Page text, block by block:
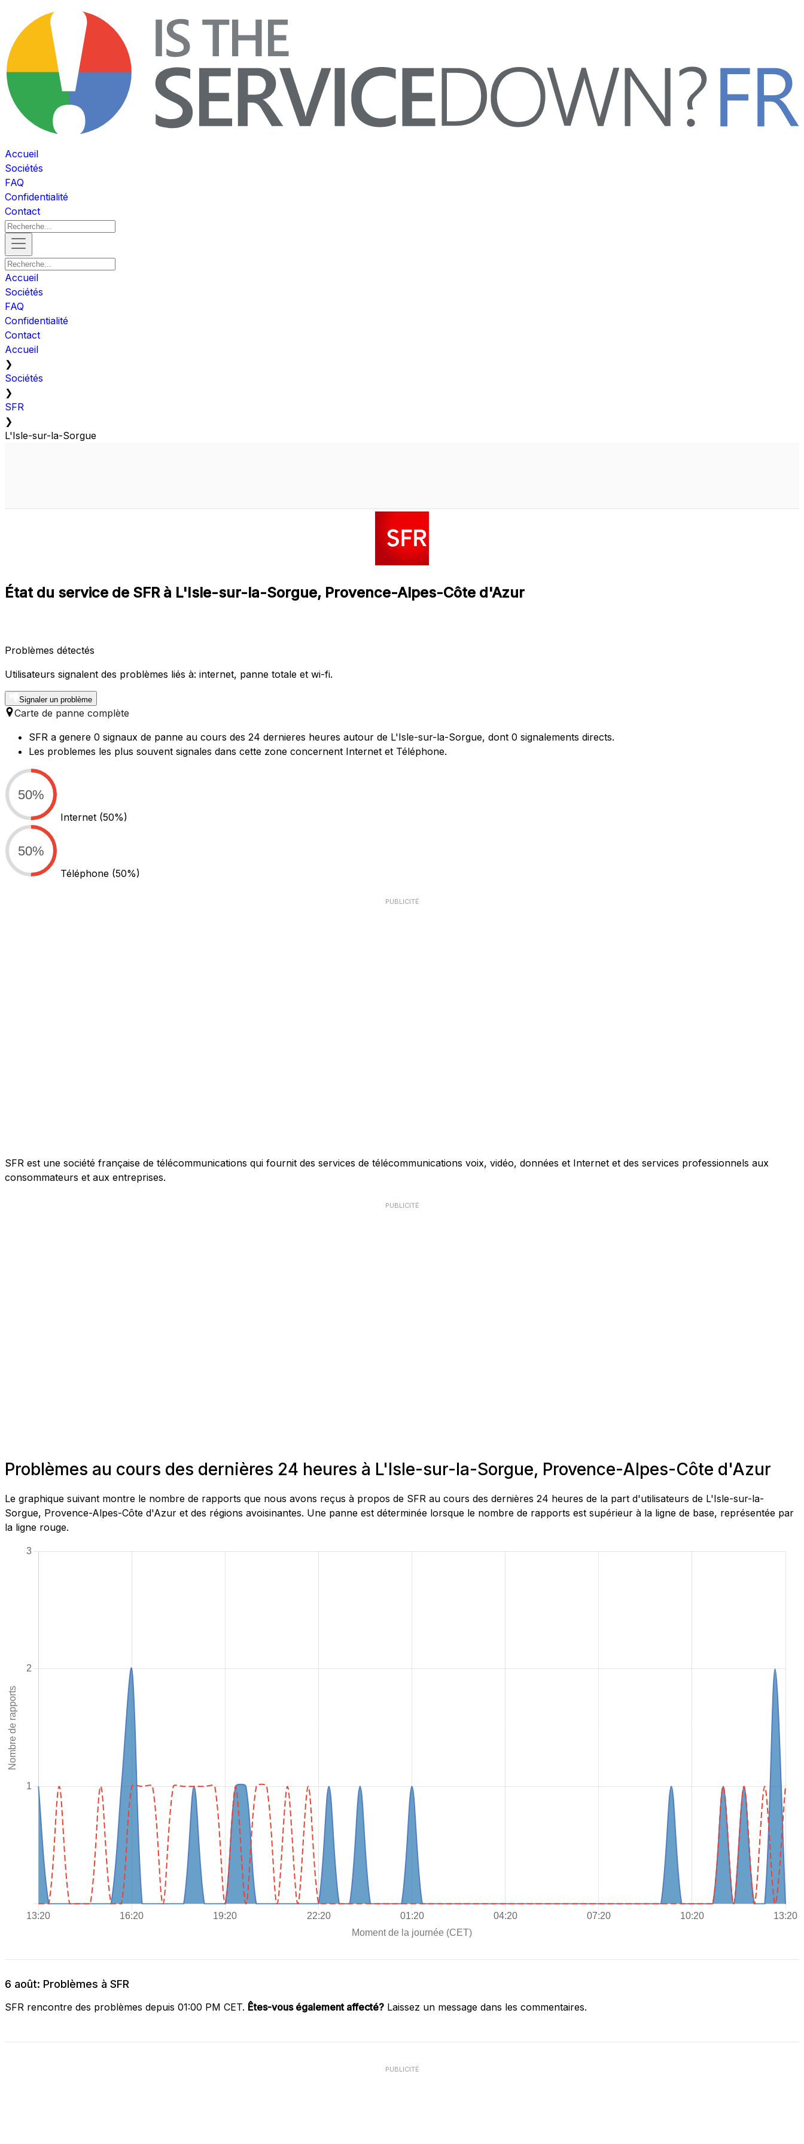
Accueil
Sociétés
FAQ
Confidentialité
Contact
Accueil
Sociétés
FAQ
Confidentialité
Contact
Accueil
❯
Sociétés
❯
SFR
❯
L'Isle-sur-la-Sorgue
État du service de SFR à L'Isle-sur-la-Sorgue, Provence-Alpes-Côte d'Azur
Problèmes détectés
Utilisateurs signalent des problèmes liés à: internet, panne totale et wi-fi.
Signaler un problème
Carte de panne complète
SFR a genere 0 signaux de panne au cours des 24 dernieres heures autour de L'Isle-sur-la-Sorgue, dont 0 signalements directs.
Les problemes les plus souvent signales dans cette zone concernent Internet et Téléphone.
50%
Internet (50%)
50%
Téléphone (50%)
PUBLICITÉ
SFR est une société française de télécommunications qui fournit des services de télécommunications voix, vidéo, données et Internet et des services professionnels aux
consommateurs et aux entreprises.
PUBLICITÉ
Problèmes au cours des dernières 24 heures à L'Isle-sur-la-Sorgue, Provence-Alpes-Côte d'Azur
Le graphique suivant montre le nombre de rapports que nous avons reçus à propos de SFR au cours des dernières 24 heures de la part d'utilisateurs de L'Isle-sur-la-
Sorgue, Provence-Alpes-Côte d'Azur et des régions avoisinantes. Une panne est déterminée lorsque le nombre de rapports est supérieur à la ligne de base, représentée par
la ligne rouge.
6 août: Problèmes à SFR
SFR rencontre des problèmes depuis 01:00 PM CET. Êtes-vous également affecté? Laissez un message dans les commentaires.
PUBLICITÉ